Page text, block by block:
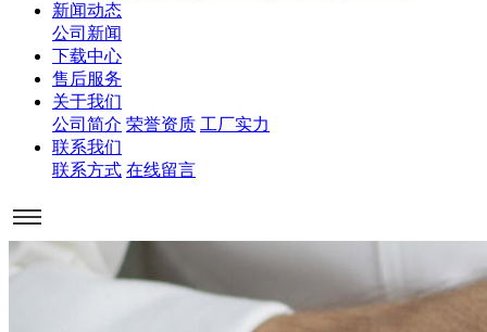
新闻动态
公司新闻
下载中心
售后服务
关于我们
公司简介 荣誉资质 工厂实力
联系我们
联系方式 在线留言